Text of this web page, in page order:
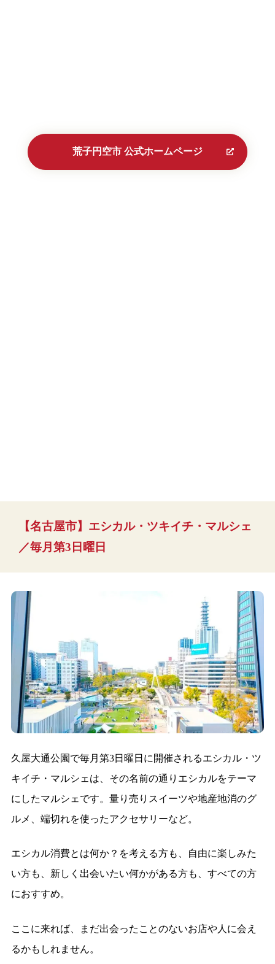
荒子円空市 公式ホームページ
【名古屋市】エシカル・ツキイチ・マルシェ
／毎月第3日曜日
久屋大通公園で毎月第3日曜日に開催されるエシカル・ツ
キイチ・マルシェは、その名前の通りエシカルをテーマ
にしたマルシェです。量り売りスイーツや地産地消のグ
ルメ、端切れを使ったアクセサリーなど。
エシカル消費とは何か？を考える方も、自由に楽しみた
い方も、新しく出会いたい何かがある方も、すべての方
におすすめ。
ここに来れば、まだ出会ったことのないお店や人に会え
るかもしれません。